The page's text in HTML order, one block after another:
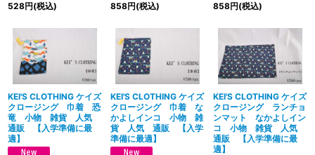
528円(税込) 858円(税込) 858円(税込)
KEI'S CLOTHING ケイズ
クロージング 巾着 恐
竜 小物 雑貨 人気
通販 【入学準備に最
適】
KEI'S CLOTHING ケイズ
クロージング 巾着 な
かよしインコ 小物 雑
貨 人気 通販 【入学
準備に最適】
KEI'S CLOTHING ケイズ
クロージング ランチョ
ンマット なかよしイン
コ 小物 雑貨 人気
通販 【入学準備に最
適】